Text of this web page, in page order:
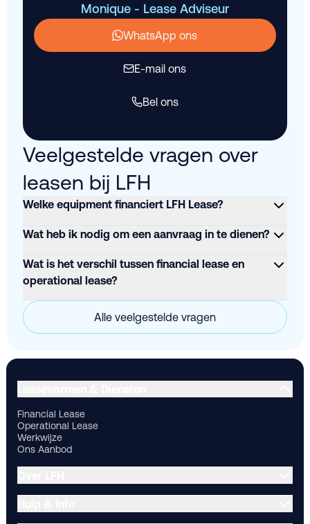
Monique - Lease Adviseur
WhatsApp ons
E-mail ons
Bel ons
Veelgestelde vragen over
leasen bij LFH
Welke equipment financiert LFH Lease?
Wat heb ik nodig om een aanvraag in te dienen?
Wat is het verschil tussen financial lease en
operational lease?
Alle veelgestelde vragen
Financial Lease
Operational Lease
Werkwijze
Ons Aanbod